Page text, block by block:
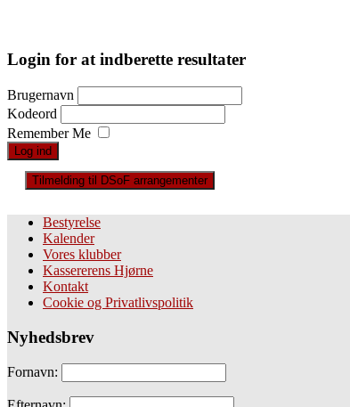
Login for at indberette resultater
Brugernavn
Kodeord
Remember Me
Tilmelding til DSoF arrangementer
Bestyrelse
Kalender
Vores klubber
Kassererens Hjørne
Kontakt
Cookie og Privatlivspolitik
Nyhedsbrev
Fornavn: